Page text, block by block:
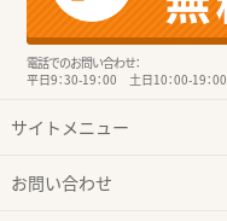
電話でのお問い合わせ：
平日9：30-19：00 土日10：00-19：00
サイトメニュー
お問い合わせ